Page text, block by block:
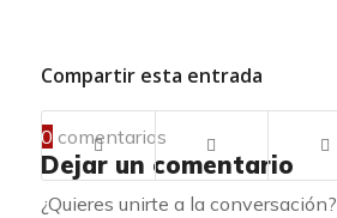
Compartir esta entrada
0 comentarios
Dejar un comentario
¿Quieres unirte a la conversación?